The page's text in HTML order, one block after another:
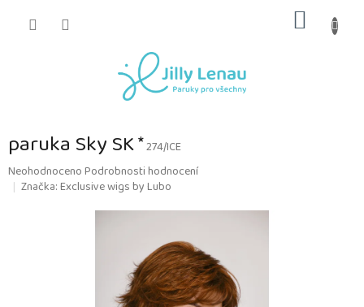
KOŠÍK
paruka Sky SK *274/ICE
Průměrné
hodnocení
NeohodnocenoPodrobnosti hodnocení
Značka:Exclusive wigs by Lubo